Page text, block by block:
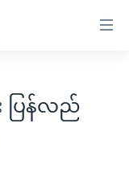
ပြန်လည်